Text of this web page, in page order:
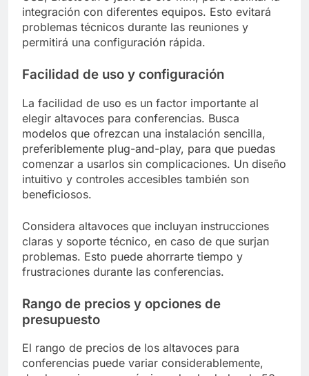
integración con diferentes equipos. Esto evitará
problemas técnicos durante las reuniones y
permitirá una configuración rápida.
Facilidad de uso y configuración
La facilidad de uso es un factor importante al
elegir altavoces para conferencias. Busca
modelos que ofrezcan una instalación sencilla,
preferiblemente plug-and-play, para que puedas
comenzar a usarlos sin complicaciones. Un diseño
intuitivo y controles accesibles también son
beneficiosos.
Considera altavoces que incluyan instrucciones
claras y soporte técnico, en caso de que surjan
problemas. Esto puede ahorrarte tiempo y
frustraciones durante las conferencias.
Rango de precios y opciones de
presupuesto
El rango de precios de los altavoces para
conferencias puede variar considerablemente,